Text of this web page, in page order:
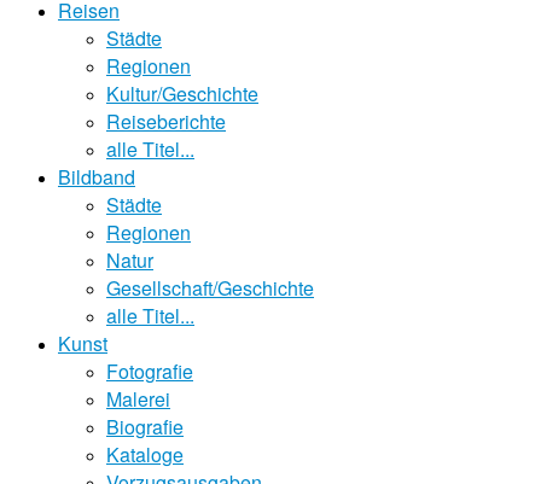
Reisen
Städte
Regionen
Kultur/Geschichte
Reiseberichte
alle Titel...
Bildband
Städte
Regionen
Natur
Gesellschaft/Geschichte
alle Titel...
Kunst
Fotografie
Malerei
Biografie
Kataloge